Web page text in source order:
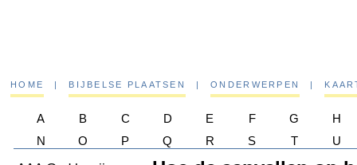
HOME | BIJBELSE PLAATSEN | ONDERWERPEN |
A B C D E F G
H
N
O P Q R S T U